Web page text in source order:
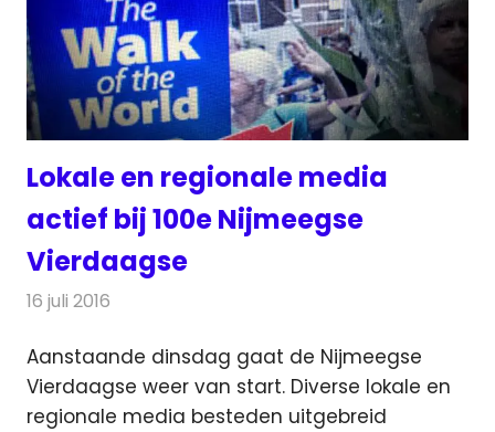
Lokale en regionale media
actief bij 100e Nijmeegse
Vierdaagse
16 juli 2016
Aanstaande dinsdag gaat de Nijmeegse
Vierdaagse weer van start. Diverse lokale en
regionale media besteden uitgebreid